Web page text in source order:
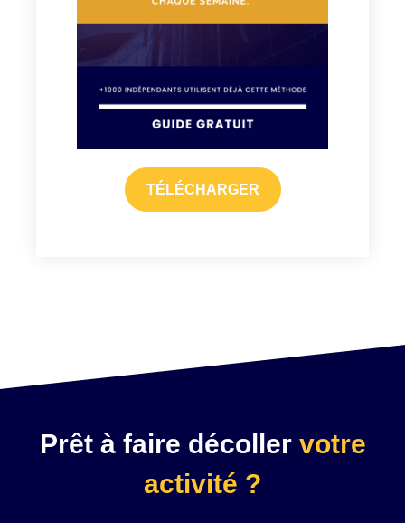
TÉLÉCHARGER
Prêt à faire décoller votre
activité ?